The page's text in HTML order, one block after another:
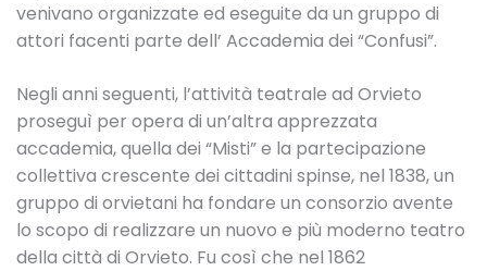
venivano organizzate ed eseguite da un gruppo di
attori facenti parte dell’ Accademia dei “Confusi”.
Negli anni seguenti, l’attività teatrale ad Orvieto
proseguì per opera di un’altra apprezzata
accademia, quella dei “Misti” e la partecipazione
collettiva crescente dei cittadini spinse, nel 1838, un
gruppo di orvietani ha fondare un consorzio avente
lo scopo di realizzare un nuovo e più moderno teatro
della città di Orvieto. Fu così che nel 1862